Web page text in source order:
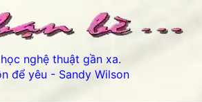
nghệ thuật gần xa.
để yêu - Sandy Wilson